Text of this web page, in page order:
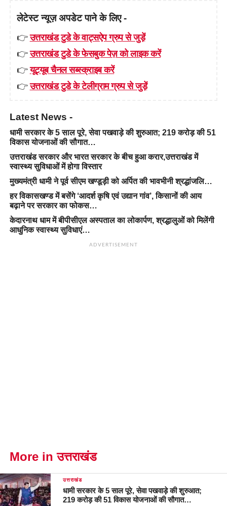
लेटेस्ट न्यूज़ अपडेट पाने के लिए -
👉उत्तराखंड टुडे के वाट्सऐप ग्रुप से जुड़ें
👉उत्तराखंड टुडे के फेसबुक पेज़ को लाइक करें
👉यूट्यूब चैनल सब्स्क्राइब करें
👉उत्तराखंड टुडे के टेलीग्राम ग्रुप से जुड़ें
Latest News -
धामी सरकार के 5 साल पूरे, सेवा पखवाड़े की शुरुआत; 219 करोड़ की 51
विकास योजनाओं की सौगात…
उत्तराखंड सरकार और भारत सरकार के बीच हुआ करार,उत्तराखंड में
स्वास्थ्य सुविधाओं में होगा विस्तार
मुख्यमंत्री धामी ने पूर्व सीएम खण्डूड़ी को अर्पित की भावभीनी श्रद्धांजलि…
हर विकासखण्ड में बसेंगे ‘आदर्श कृषि एवं उद्यान गांव’, किसानों की आय
बढ़ाने पर सरकार का फोकस…
केदारनाथ धाम में बीपीसीएल अस्पताल का लोकार्पण, श्रद्धालुओं को मिलेंगी
आधुनिक स्वास्थ्य सुविधाएं…
ADVERTISEMENT
More in उत्तराखंड
उत्तराखंड
धामी सरकार के 5 साल पूरे, सेवा पखवाड़े की शुरुआत;
219 करोड़ की 51 विकास योजनाओं की सौगात…